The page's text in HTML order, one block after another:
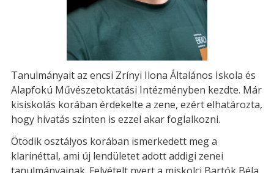
Tanulmányait az encsi Zrínyi Ilona Általános Iskola és
Alapfokú Művészetoktatási Intézményben kezdte. Már
kisiskolás korában érdekelte a zene, ezért elhatározta,
hogy hivatás szinten is ezzel akar foglalkozni.
Ötödik osztályos korában ismerkedett meg a
klarinéttal, ami új lendületet adott addigi zenei